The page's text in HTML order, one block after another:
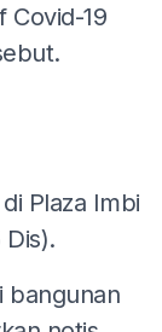
Covid-19
Plaza Imbi
bangunan